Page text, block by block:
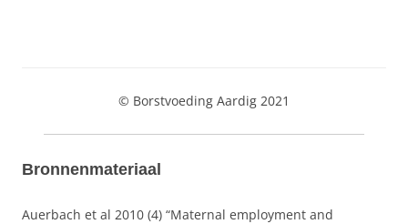
© Borstvoeding Aardig 2021
Bronnenmateriaal
Auerbach et al 2010 (4) “Maternal employment and